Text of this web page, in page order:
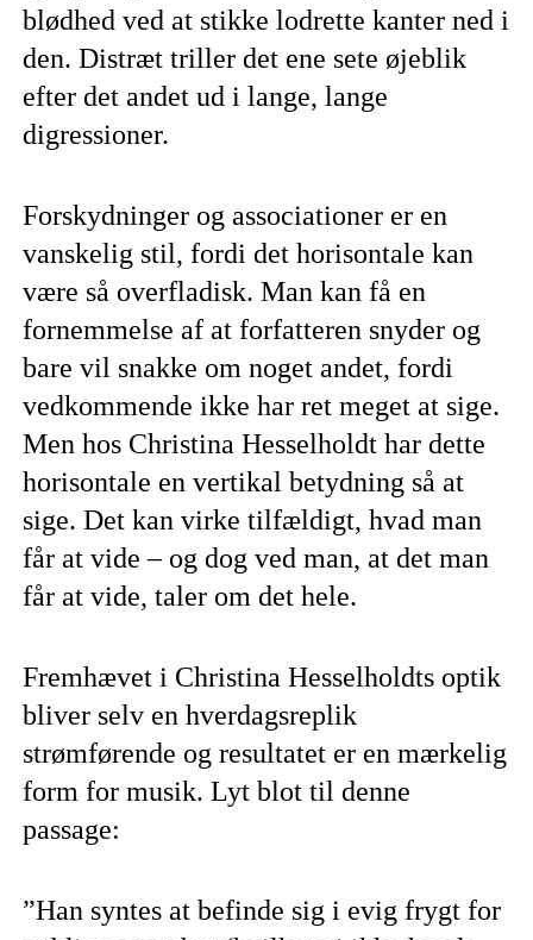
blødhed ved at stikke lodrette kanter ned i
den. Distræt triller det ene sete øjeblik
efter det andet ud i lange, lange
digressioner.
Forskydninger og associationer er en
vanskelig stil, fordi det horisontale kan
være så overfladisk. Man kan få en
fornemmelse af at forfatteren snyder og
bare vil snakke om noget andet, fordi
vedkommende ikke har ret meget at sige.
Men hos Christina Hesselholdt har dette
horisontale en vertikal betydning så at
sige. Det kan virke tilfældigt, hvad man
får at vide – og dog ved man, at det man
får at vide, taler om det hele.
Fremhævet i Christina Hesselholdts optik
bliver selv en hverdagsreplik
strømførende og resultatet er en mærkelig
form for musik. Lyt blot til denne
passage:
”Han syntes at befinde sig i evig frygt for